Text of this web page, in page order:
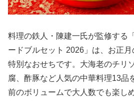
料理の鉄人・陳建一氏が監修する
ードブルセット 2026」は、お正
特別なおせちです。大海老のチリ
腐、酢豚など人気の中華料理13品
前のボリュームで大人数でも楽し